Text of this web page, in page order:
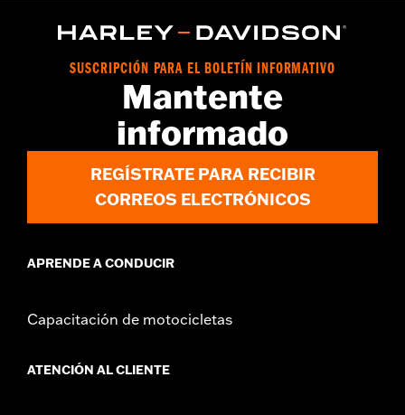
SUSCRIPCIÓN PARA EL BOLETÍN INFORMATIVO
Mantente
informado
REGÍSTRATE PARA RECIBIR
CORREOS ELECTRÓNICOS
APRENDE A CONDUCIR
Capacitación de motocicletas
ATENCIÓN AL CLIENTE